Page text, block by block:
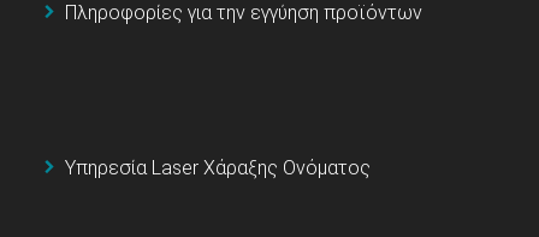
Πληροφορίες για την εγγύηση προϊόντων
Υπηρεσία Laser Χάραξης Ονόματος